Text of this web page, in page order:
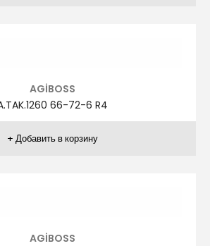
ZİVER
ZR.TAK.1041 48-58 R9
ZİVER